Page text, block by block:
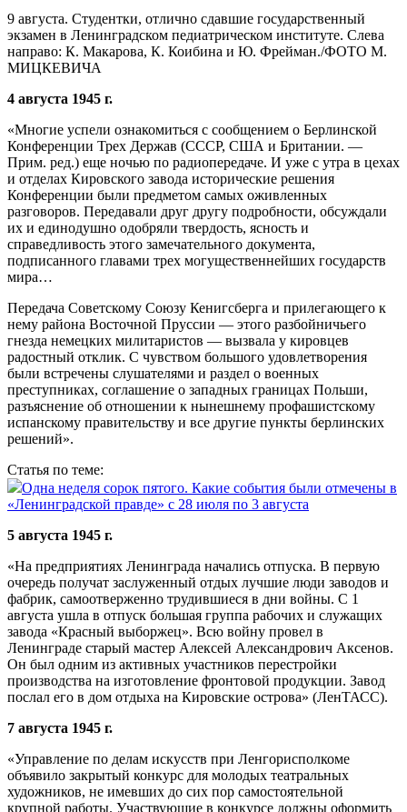
9 августа. Студентки, отлично сдавшие государственный
экзамен в Ленинградском педиатрическом институте. Слева
направо: К. Макарова, К. Коибина и Ю. Фрейман./ФОТО М.
МИЦКЕВИЧА
4 августа 1945 г.
«Многие успели ознакомиться с сообщением о Берлинской
Конференции Трех Держав (СССР, США и Британии. —
Прим. ред.) еще ночью по радиопередаче. И уже с утра в цехах
и отделах Кировского завода исторические решения
Конференции были предметом самых оживленных
разговоров. Передавали друг другу подробности, обсуждали
их и единодушно одобряли твердость, ясность и
справедливость этого замечательного документа,
подписанного главами трех могущественнейших государств
мира…
Передача Советскому Союзу Кенигсберга и прилегающего к
нему района Восточной Пруссии — этого разбойничьего
гнезда немецких милитаристов — вызвала у кировцев
радостный отклик. С чувством большого удовлетворения
были встречены слушателями и раздел о военных
преступниках, соглашение о западных границах Польши,
разъяснение об отношении к нынешнему профашистскому
испанскому правительству и все другие пункты берлинских
решений».
Статья по теме:
Одна неделя сорок пятого. Какие события были отмечены в
«Ленинградской правде» с 28 июля по 3 августа
5 августа 1945 г.
«На предприятиях Ленинграда начались отпуска. В первую
очередь получат заслуженный отдых лучшие люди заводов и
фабрик, самоотверженно трудившиеся в дни войны. С 1
августа ушла в отпуск большая группа рабочих и служащих
завода «Красный выборжец». Всю войну провел в
Ленинграде старый мастер Алексей Александрович Аксенов.
Он был одним из активных участников перестройки
производства на изготовление фронтовой продукции. Завод
послал его в дом отдыха на Кировские острова» (ЛенТАСС).
7 августа 1945 г.
«Управление по делам искусств при Ленгорисполкоме
объявило закрытый конкурс для молодых театральных
художников, не имевших до сих пор самостоятельной
крупной работы. Участвующие в конкурсе должны оформить